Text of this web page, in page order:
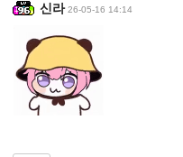
신라 26-05-16 14:14